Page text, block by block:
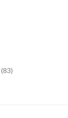
(83)